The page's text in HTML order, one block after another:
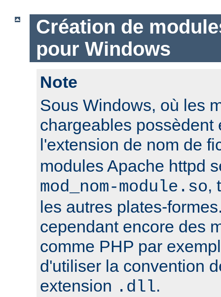
Création de
pour Windows
Note
Sous Windows, où les
chargeables possèdent
l'extension de nom de
modules Apache httpd
mod_nom-module.so,
les autres plates-
cependant encore des
comme PHP par
d'utiliser la convention
extension .dll.